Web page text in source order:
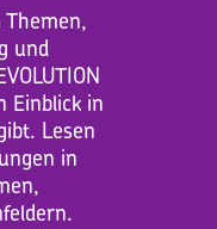
und
Einblick in
Lesen
in